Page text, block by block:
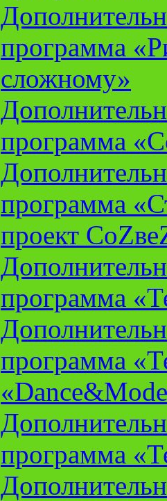
программа
сложному»
программа
программа
проект
программа
программа
программа